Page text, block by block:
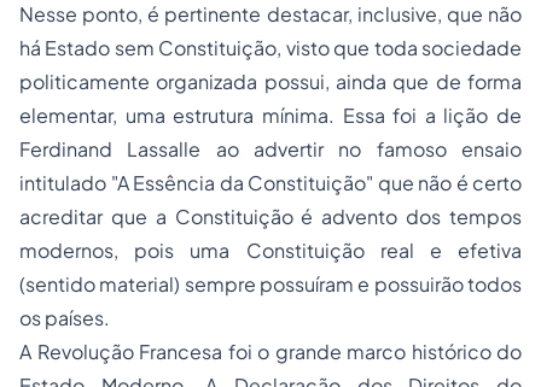
Nesse ponto, é pertinente destacar, inclusive, que não
há Estado sem Constituição, visto que toda sociedade
politicamente organizada possui, ainda que de forma
elementar, uma estrutura mínima. Essa foi a lição de
Ferdinand Lassalle ao advertir no famoso ensaio
intitulado "A Essência da Constituição" que não é certo
acreditar que a Constituição é advento dos tempos
modernos, pois uma Constituição real e efetiva
(sentido material) sempre possuíram e possuirão todos
os países.
A Revolução Francesa foi o grande marco histórico do